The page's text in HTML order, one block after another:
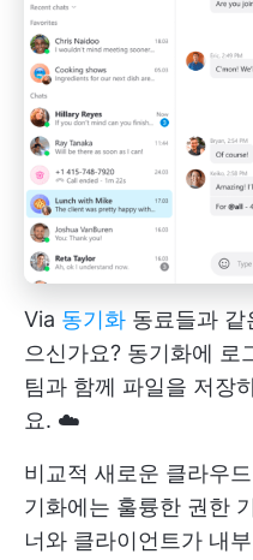
Via 동기화 동료들과 같
으신가요? 동기화에 로
팀과 함께 파일을 저장
요. ☁️
비교적 새로운 클라우
기화에는 훌륭한 권한
너와 클라이언트가 내